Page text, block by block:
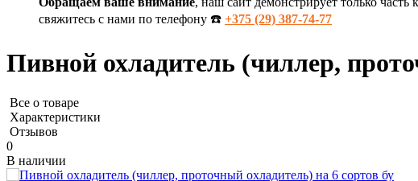
свяжитесь с нами по телефону ☎️ +375 (29) 387-74-77
Пивной охладитель (чиллер,
Все о товаре
Характеристики
Отзывов
0
В наличии